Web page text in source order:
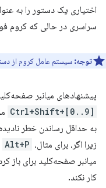
اختیاری یک دستور را به
سراسری در حالی که کروم
توجه: سیستم عامل کروم از
پیشنهادهای میانبر
Ctrl+Shift+[0..9]
به حداقل رساندن خطر
زیرا اگر، برای مثال، Alt+P
میانبر صفحه‌کلید برای باز
کار نکند.